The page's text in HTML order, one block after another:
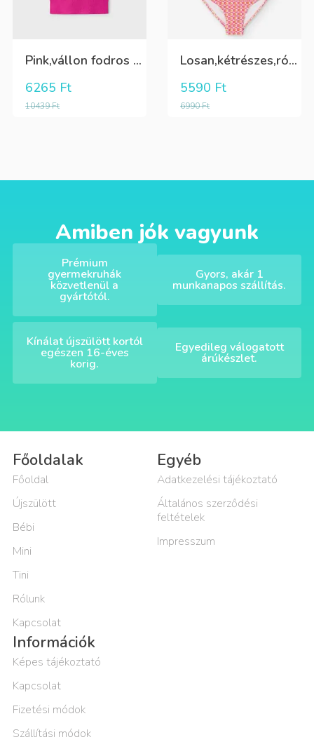
Pink,vállon fodros csini lány kötött póló
10439Ft
6265 Ft
Losan,kétrészes,rózsaszín,sárga,krém színű fürdőruha
6990Ft
5590 Ft
Amiben jók vagyunk
Prémium
gyermekruhák
közvetlenül a
gyártótól.
Gyors, akár 1
munkanapos szállítás.
Kínálat újszülött kortól
egészen 16-éves
korig.
Egyedileg válogatott
árúkészlet.
Főoldalak
Főoldal
Újszülött
Bébi
Mini
Tini
Rólunk
Kapcsolat
Egyéb
Adatkezelési tájékoztató
Általános szerződési
feltételek
Impresszum
Információk
Képes tájékoztató
Kapcsolat
Fizetési módok
Szállítási módok